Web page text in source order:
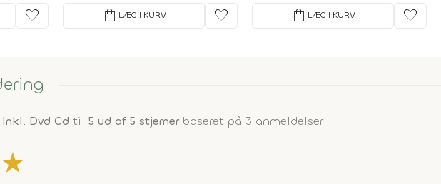
favorite shopping_bag LÆG I KURV favorite shopping_bag LÆG I KURV favorite
Dvd Cd til 5 ud af 5 stjernerbaseret på 3 anmeldelser
★